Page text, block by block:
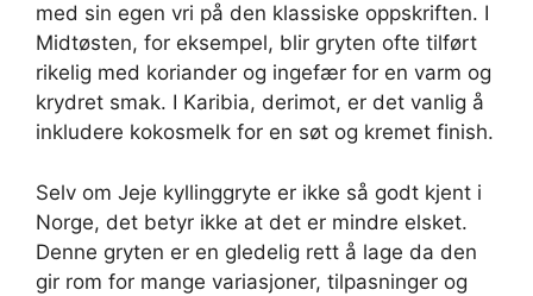
med sin egen vri på den klassiske oppskriften. I
Midtøsten, for eksempel, blir gryten ofte tilført
rikelig med koriander og ingefær for en varm og
krydret smak. I Karibia, derimot, er det vanlig å
inkludere kokosmelk for en søt og kremet finish.
Selv om Jeje kyllinggryte er ikke så godt kjent i
Norge, det betyr ikke at det er mindre elsket.
Denne gryten er en gledelig rett å lage da den
gir rom for mange variasjoner, tilpasninger og